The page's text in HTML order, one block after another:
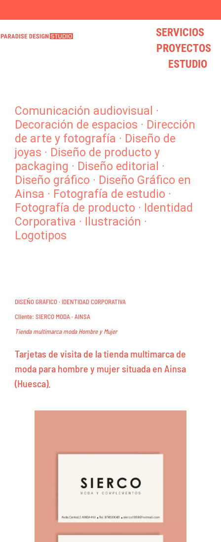
* VISITA NUESTRO LOVELY STORE * mucho diseño y mucho LOVE
¿BUSCAS UN DISEÑADOR? hola@paradisedesign.es
* VISITA NUESTRO LOVELY STORE * mucho diseño y mucho LOVE
¿BUSCAS UN DISEÑADOR? hola@paradisedesign.es
* VISITA NUESTRO LOVELY STORE * mucho diseño y mucho LOVE
¿BUSCAS UN DISEÑADOR? hola@paradisedesign.es
SERVICIOS
PROYECTOS
ESTUDIO
Comunicación audiovisual ·
Decoración de espacios · Dirección
de arte y fotografía · Diseño de
joyas · Diseño de producto y
packaging · Diseño editorial ·
Diseño gráfico · Diseño Gráfico en
Ainsa · Fotografía de estudio ·
Fotografía de producto · Identidad
Corporativa · Ilustración ·
Logotipos
DISEÑO GRÁFICO · IDENTIDAD CORPORATIVA
Cliente: SIERCO MODA · AINSA
Tienda multimarca moda Hombre y Mujer
Tarjetas de visita de la tienda multimarca de
moda para hombre y mujer situada en Ainsa
(Huesca).